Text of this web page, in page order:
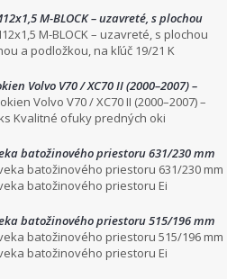
M-BLOCK – uzavreté, s plochou
a podložkou, na kľúč 19/21
M-BLOCK – uzavreté, s plochou
a podložkou, na kľúč 19/21 K
Volvo V70 / XC70 II (2000–2007) –
Volvo V70 / XC70 II (2000–2007) –
Kvalitné ofuky predných oki
batožinového priestoru 631/230 mm
batožinového priestoru 631/230 mm
batožinového priestoru Ei
batožinového priestoru 515/196 mm
batožinového priestoru 515/196 mm
batožinového priestoru Ei